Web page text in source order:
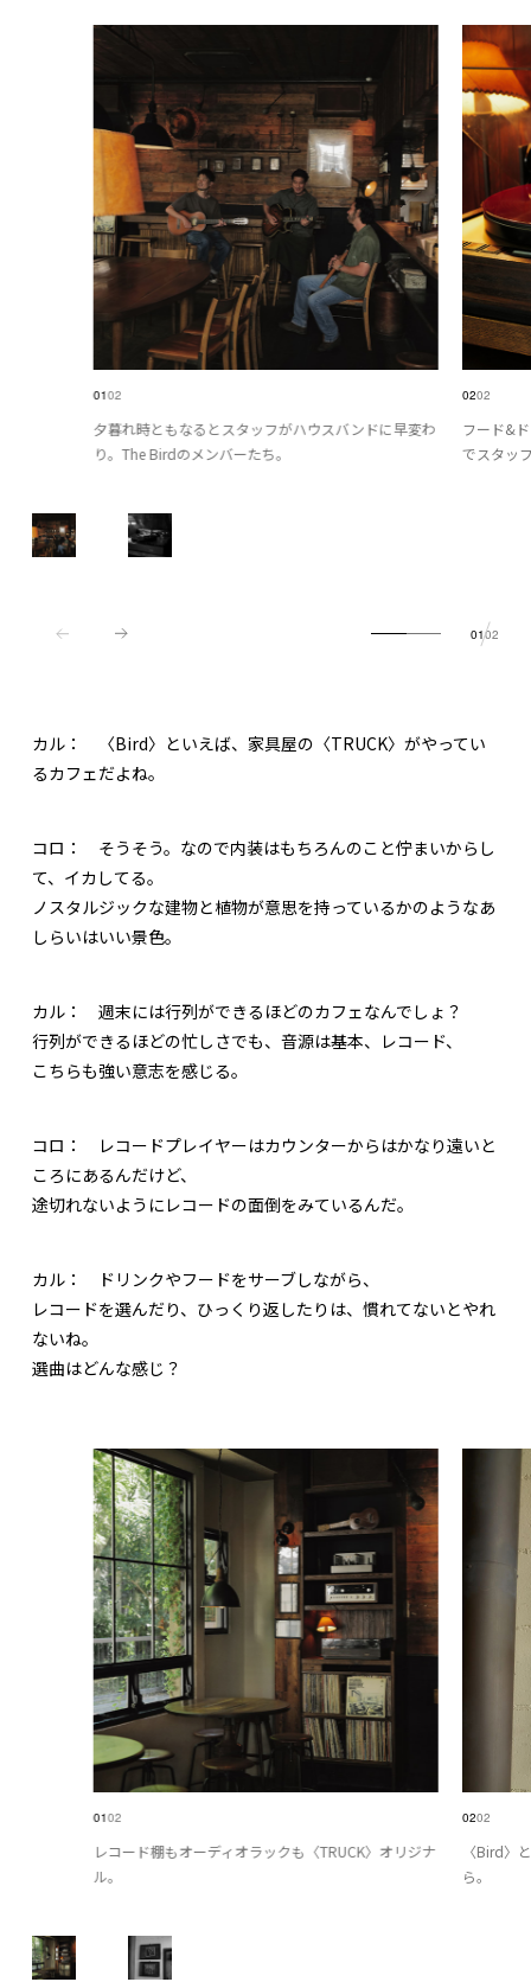
0102
夕暮れ時ともなるとスタッフがハウスバンドに早変わ
り。The Birdのメンバーたち。
0202
フード&
でスタッ
0102
カル：
〈Bird〉といえば、家具屋の〈TRUCK〉がやってい
るカフェだよね。
コロ： そうそう。なので内装はもちろんのこと佇まいからし
て、イカしてる。
ノスタルジックな建物と植物が意思を持っているかのようなあ
しらいはいい景色。
カル： 週末には行列ができるほどのカフェなんでしょ？
行列ができるほどの忙しさでも、音源は基本、レコード、
こちらも強い意志を感じる。
コロ：
レコードプレイヤーはカウンターからはかなり遠いと
ころにあるんだけど、
途切れないようにレコードの面倒をみているんだ。
カル：
ドリンクやフードをサーブしながら、
レコードを選んだり、ひっくり返したりは、慣れてないとやれ
ないね。
選曲はどんな感じ？
0102
レコード棚もオーディオラックも〈TRUCK〉オリジナ
ル。
0202
〈Bird〉
ら。